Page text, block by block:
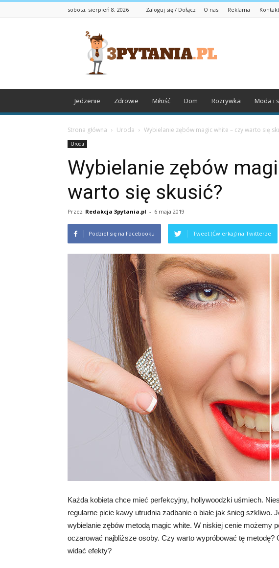
sobota, sierpień 8, 2026 Zaloguj się / Dołącz O nas Reklama Kontakt
3pytania.pl
Jedzenie Zdrowie Miłość Dom Rozrywka Moda i
Strona główna Uroda Wybielanie zębów magic white – czy warto się
Uroda
Wybielanie zębów
warto się skusić?
Przez Redakcja 3pytania.pl - 6 maja 2019
Podziel się na Facebooku Tweet (Ćwierkaj) na Twitterze
Każda kobieta chce mieć perfekcyjny, hollywoodzki uśmiech.
regularne picie kawy utrudnia zadbanie o białe jak śnieg szkliwo.
wybielanie zębów metodą magic white. W niskiej cenie możemy
oczarować najbliższe osoby. Czy warto wypróbować tę
widać efekty?